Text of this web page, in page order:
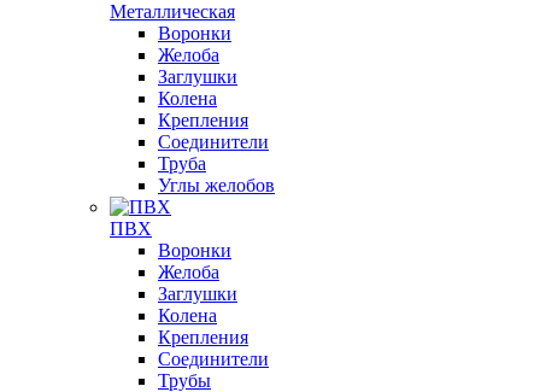
Металлическая
Воронки
Желоба
Заглушки
Колена
Крепления
Соединители
Труба
Углы желобов
ПВХ
Воронки
Желоба
Заглушки
Колена
Крепления
Соединители
Трубы